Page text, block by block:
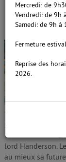
5/5
1
lord Handerson.
au mieux sa
Mercredi: de
Vendredi: de 9h
Samedi: de 9h à
Fermeture
Reprise des
2026.